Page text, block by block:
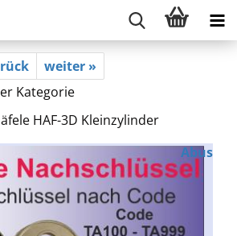
weiter »
Kategorie
HAF-3D Kleinzylinder
Abus